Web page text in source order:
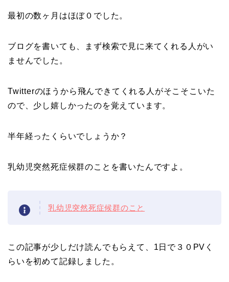
最初の数ヶ月はほぼ０でした。
ブログを書いても、まず検索で見に来てくれる人がい
ませんでした。
Twitterのほうから飛んできてくれる人がそこそこいた
ので、少し嬉しかったのを覚えています。
半年経ったくらいでしょうか？
乳幼児突然死症候群のことを書いたんですよ。
乳幼児突然死症候群のこと
この記事が少しだけ読んでもらえて、1日で３０PVく
らいを初めて記録しました。